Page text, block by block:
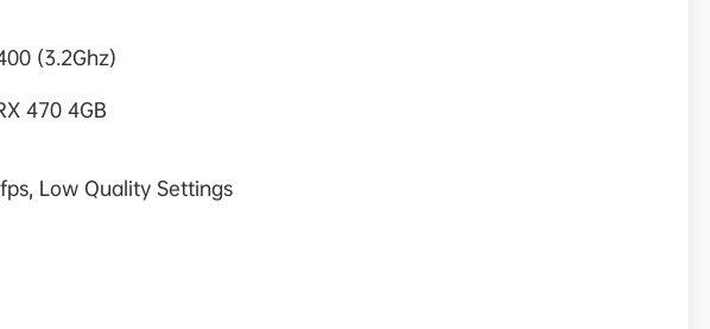
(3.2Ghz)
470 4GB
Low Quality Settings